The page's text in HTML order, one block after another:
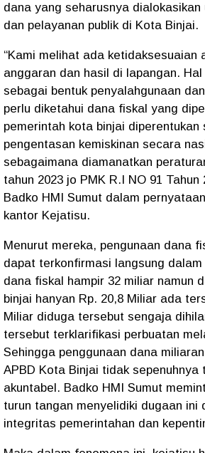
dana yang seharusnya dialokasikan
dan pelayanan publik di Kota Binjai.
“Kami melihat ada ketidaksesuaian
anggaran dan hasil di lapangan.
sebagai bentuk penyalahgunaan
perlu diketahui dana fiskal yang
pemerintah kota binjai diperentukan
pengentasan kemiskinan secara
sebagaimana diamanatkan
tahun 2023 jo PMK R.I NO 91 Tahun
Badko HMI Sumut dalam
kantor Kejatisu.
Menurut mereka, pengunaan dana
dapat terkonfirmasi langsung
dana fiskal hampir 32 miliar namun
binjai hanyan Rp. 20,8 Miliar ada
Miliar diduga tersebut sengaja
tersebut terklarifikasi perbuatan
Sehingga penggunaan dana
APBD Kota Binjai tidak sepenuhnya
akuntabel. Badko HMI Sumut
turun tangan menyelidiki dugaan ini
integritas pemerintahan dan